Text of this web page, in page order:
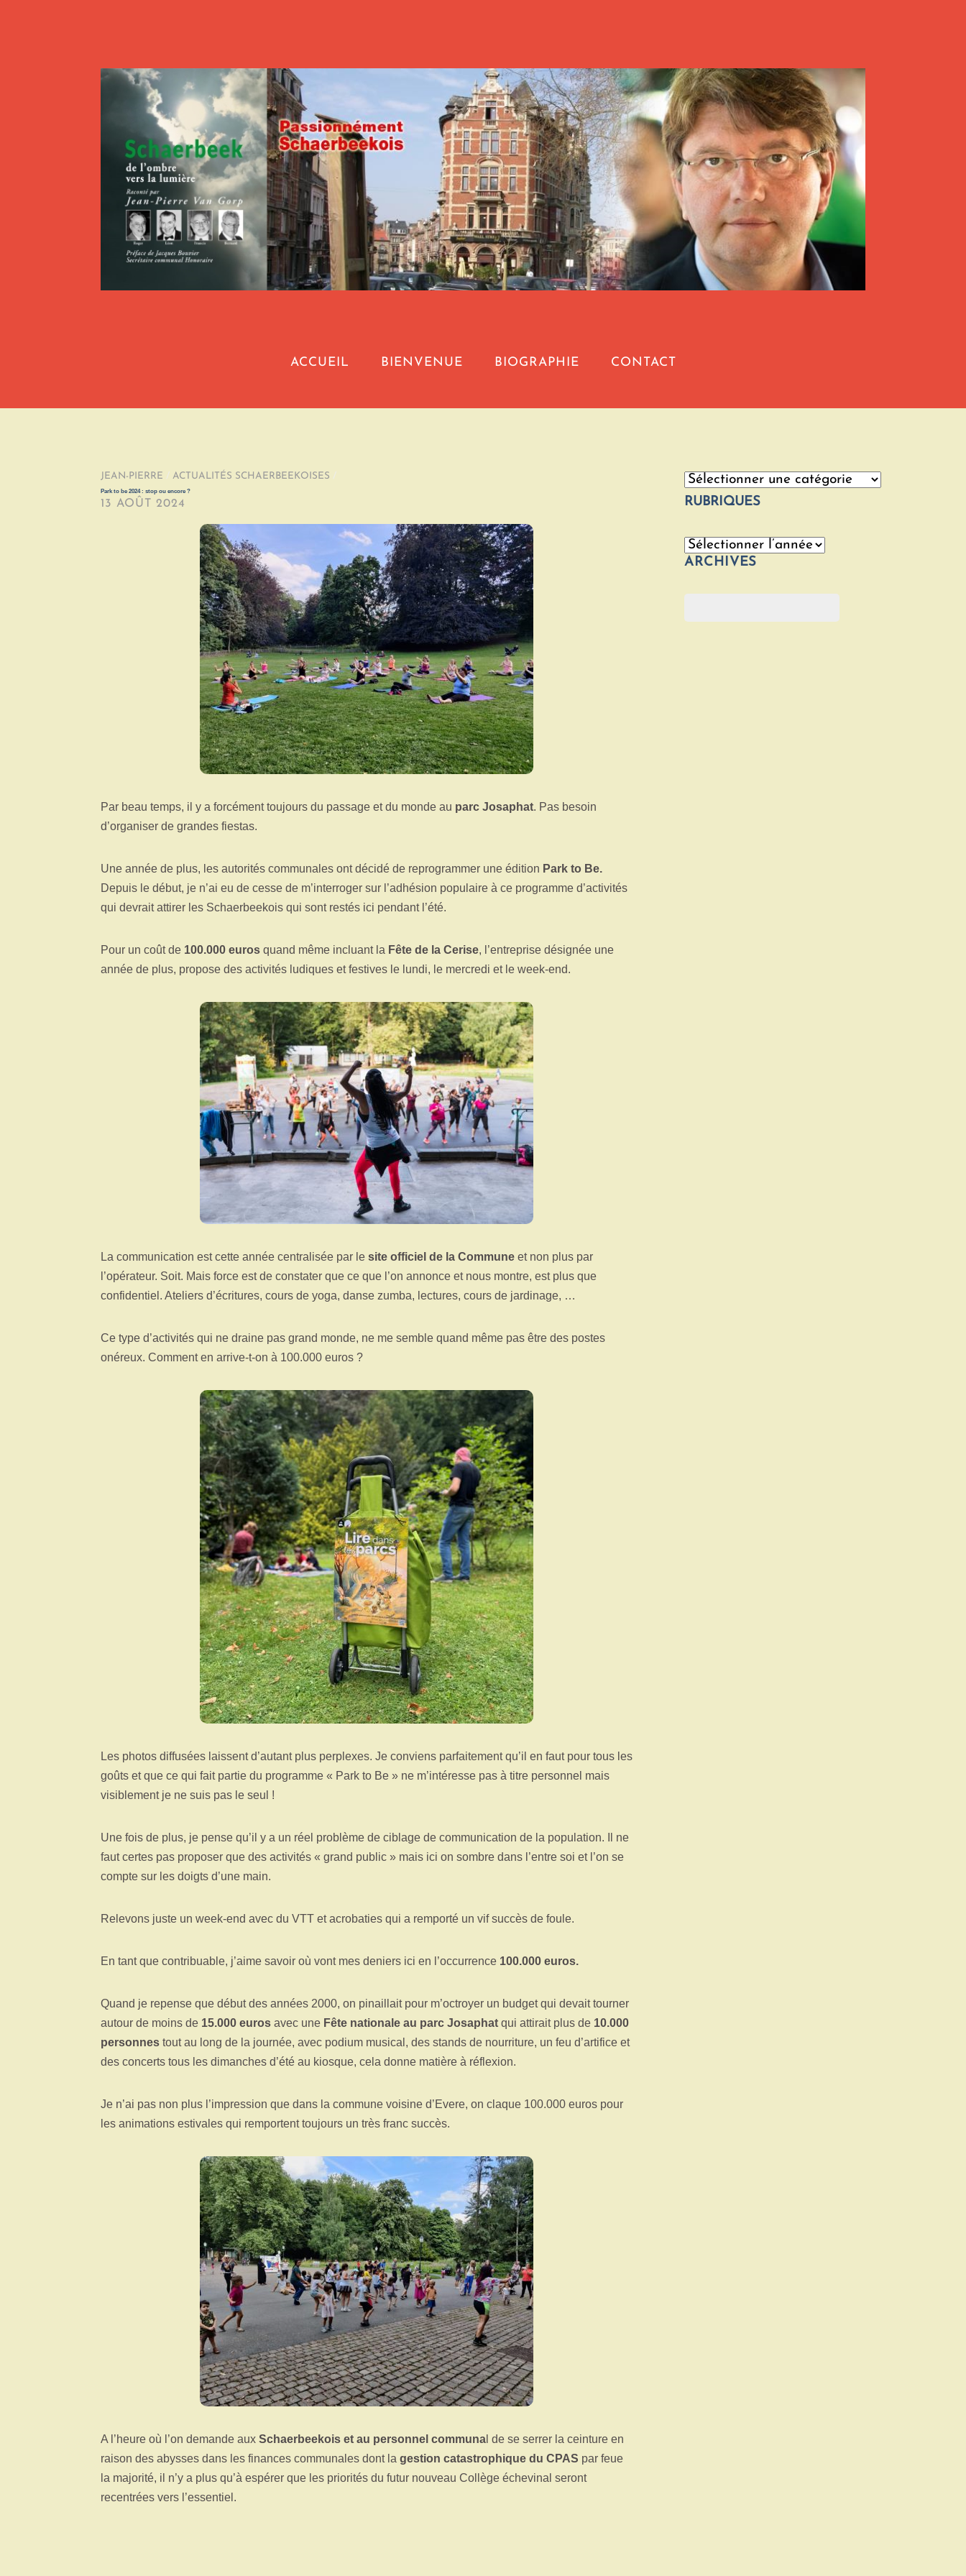
ACCUEIL BIENVENUE BIOGRAPHIE CONTACT
JEAN-PIERRE / ACTUALITÉS SCHAERBEEKOISES /
Park to be 2024 : stop ou encore ?
13 AOÛT 2024
Par beau temps, il y a forcément toujours du passage et du monde au parc Josaphat. Pas besoin
d’organiser de grandes fiestas.
Une année de plus, les autorités communales ont décidé de reprogrammer une édition Park to Be.
Depuis le début, je n’ai eu de cesse de m’interroger sur l’adhésion populaire à ce programme d’activités
qui devrait attirer les Schaerbeekois qui sont restés ici pendant l’été.
Pour un coût de 100.000 euros quand même incluant la Fête de la Cerise, l’entreprise désignée une
année de plus, propose des activités ludiques et festives le lundi, le mercredi et le week-end.
La communication est cette année centralisée par le site officiel de la Commune et non plus par
l’opérateur. Soit. Mais force est de constater que ce que l’on annonce et nous montre, est plus que
confidentiel. Ateliers d’écritures, cours de yoga, danse zumba, lectures, cours de jardinage, …
Ce type d’activités qui ne draine pas grand monde, ne me semble quand même pas être des postes
onéreux. Comment en arrive-t-on à 100.000 euros ?
Les photos diffusées laissent d’autant plus perplexes. Je conviens parfaitement qu’il en faut pour tous les
goûts et que ce qui fait partie du programme « Park to Be » ne m’intéresse pas à titre personnel mais
visiblement je ne suis pas le seul !
Une fois de plus, je pense qu’il y a un réel problème de ciblage de communication de la population. Il ne
faut certes pas proposer que des activités « grand public » mais ici on sombre dans l’entre soi et l’on se
compte sur les doigts d’une main.
Relevons juste un week-end avec du VTT et acrobaties qui a remporté un vif succès de foule.
En tant que contribuable, j’aime savoir où vont mes deniers ici en l’occurrence 100.000 euros.
Quand je repense que début des années 2000, on pinaillait pour m’octroyer un budget qui devait tourner
autour de moins de 15.000 euros avec une Fête nationale au parc Josaphat qui attirait plus de 10.000
personnes tout au long de la journée, avec podium musical, des stands de nourriture, un feu d’artifice et
des concerts tous les dimanches d’été au kiosque, cela donne matière à réflexion.
Je n’ai pas non plus l’impression que dans la commune voisine d’Evere, on claque 100.000 euros pour
les animations estivales qui remportent toujours un très franc succès.
A l’heure où l’on demande aux Schaerbeekois et au personnel communa l de se serrer la ceinture en
raison des abysses dans les finances communales dont la gestion catastrophique du CPAS par feue
la majorité, il n’y a plus qu’à espérer que les priorités du futur nouveau Collège échevinal seront
recentrées vers l’essentiel.
Catégories
RUBRIQUES
Archives
ARCHIVES